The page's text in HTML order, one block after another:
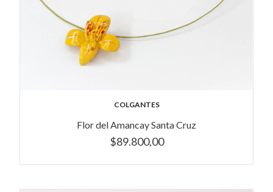
COLGANTES
Flor del Amancay Santa Cruz
$89.800,00